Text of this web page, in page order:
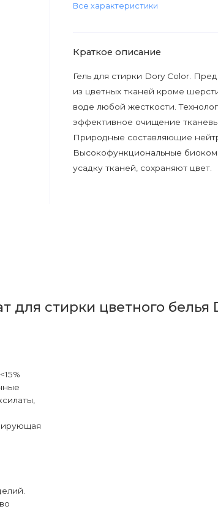
Все характеристики
Краткое описание
Гель для стирки Dory Color.
из цветных тканей кроме
воде любой жесткости.
эффективное очищение
Природные составляющие
Высокофункциональные
усадку тканей, сохраняют цвет.
для стирки цветного белья